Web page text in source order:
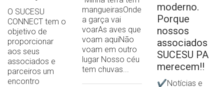
O SUCESU
CONNECT tem o
objetivo de
proporcionar
aos seus
associados e
parceiros um
encontro
mangueirasOnde
a garça vai
voarAs aves que
voam aquiNão
voam em outro
lugar Nosso céu
tem chuvas...
moderno.
Porque
nossos
associados
SUCESU PA
merecem!!
✔Notícias e